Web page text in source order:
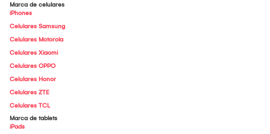
Marca de celulares
iPhones
Celulares Samsung
Celulares Motorola
Celulares Xiaomi
Celulares OPPO
Celulares Honor
Celulares ZTE
Celulares TCL
Marca de tablets
iPads